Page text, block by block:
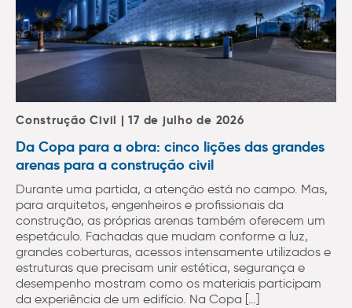
Construção Civil | 17 de julho de 2026
Da Copa para a obra: cinco lições das grandes
arenas para a construção civil
Durante uma partida, a atenção está no campo. Mas,
para arquitetos, engenheiros e profissionais da
construção, as próprias arenas também oferecem um
espetáculo. Fachadas que mudam conforme a luz,
grandes coberturas, acessos intensamente utilizados e
estruturas que precisam unir estética, segurança e
desempenho mostram como os materiais participam
da experiência de um edifício. Na Copa […]